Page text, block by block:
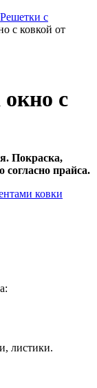
Решетки с
с ковкой от
с
Покраска,
согласно прайса.
ковки
листики.